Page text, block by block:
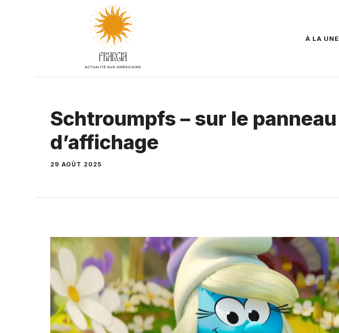
À LA UNE
Schtroumpfs – sur le panneau
d’affichage
29 AOÛT 2025